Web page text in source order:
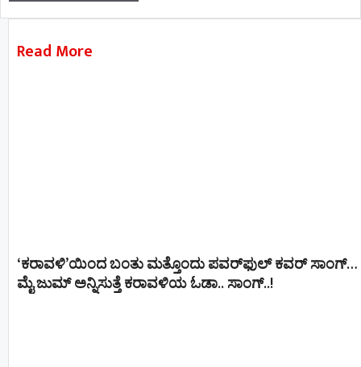
Read More
‘ಕರಾವಳಿ’ಯಿಂದ ಬಂತು ಮತ್ತೊಂದು ಪವರ್‌ಫುಲ್ ಕವರ್ ಸಾಂಗ್…
ಮೈ ಜುಮ್ ಅನ್ನಿಸುತ್ತೆ ಕರಾವಳಿಯ ಓಡಾ.. ಸಾಂಗ್‌..!